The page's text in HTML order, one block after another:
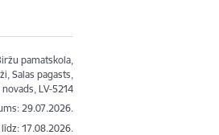
pamatskola,
Salas pagasts,
novads, LV-5214
29.07.2026.
:17.08.2026.